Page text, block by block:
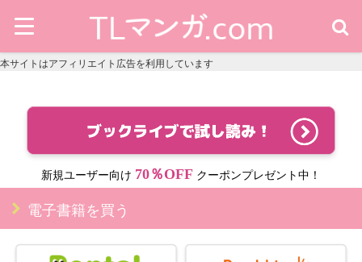
本サイトはアフィリエイト広告を利用しています
新規ユーザー向け 70％OFF クーポンプレゼント中！
電子書籍を買う